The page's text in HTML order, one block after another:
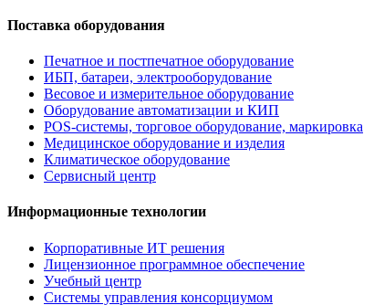
Поставка оборудования
Печатное и постпечатное оборудование
ИБП, батареи, электрооборудование
Весовое и измерительное оборудование
Оборудование автоматизации и КИП
POS-системы, торговое оборудование, маркировка
Медицинское оборудование и изделия
Климатическое оборудование
Сервисный центр
Информационные технологии
Корпоративные ИТ решения
Лицензионное программное обеспечение
Учебный центр
Системы управления консорциумом